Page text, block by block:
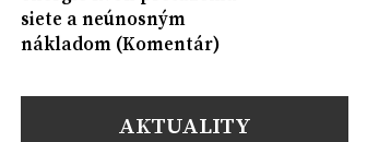
siete a neúnosným
nákladom (Komentár)
AKTUALITY